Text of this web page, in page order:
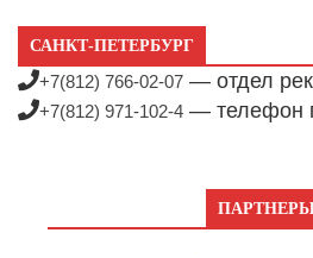
САНКТ-ПЕТЕРБУРГ
+7(812) 766-02-07 — отдел
+7(812) 971-102-4 — телефон